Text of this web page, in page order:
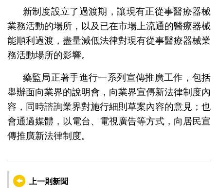
新制度設立了過渡期，讓現有正從事醫療器械
業務活動的場所，以及已在市場上流通的醫療器械
能順利過渡，盡量減低法律對現有從事醫療器械業
務活動場所的影響。
藥監局正著手進行一系列宣傳推廣工作，包括
舉辦面向業界的說明會，向業界宣傳新法律制度內
容，同時諮詢業界對施行細則草案內容的意見；也
會通過媒體，以電台、電視廣告等方式，向居民宣
傳推廣新法律制度。
上一則新聞